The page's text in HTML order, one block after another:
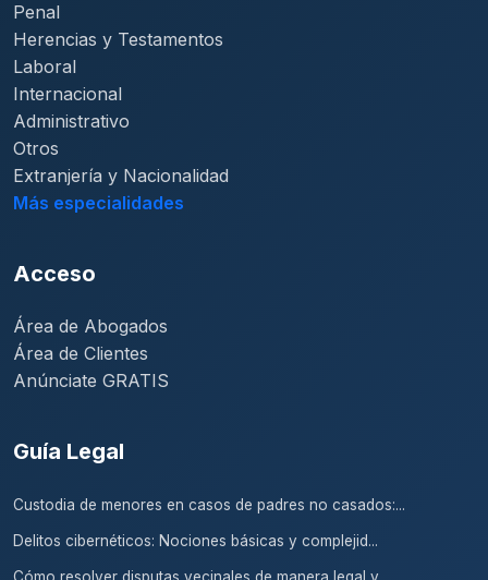
Penal
Herencias y Testamentos
Laboral
Internacional
Administrativo
Otros
Extranjería y Nacionalidad
Más especialidades
Acceso
Área de Abogados
Área de Clientes
Anúnciate GRATIS
Guía Legal
Custodia de menores en casos de padres no casados:...
Delitos cibernéticos: Nociones básicas y complejid...